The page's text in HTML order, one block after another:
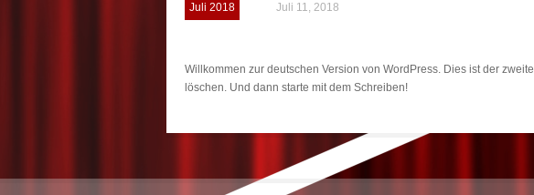
Juli 2018 Juli 11, 2018
Willkommen zur deutschen Version von WordPress. Dies ist der
löschen. Und dann starte mit dem Schreiben!